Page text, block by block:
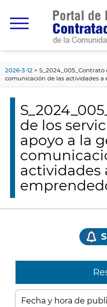
principal
2026-3-12
S_2024_005_Contrato
comunicación de las actividades
de los
apoyo a la
actividades
Fecha y hora de